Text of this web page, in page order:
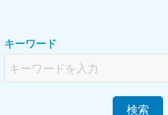
キーワード
検索